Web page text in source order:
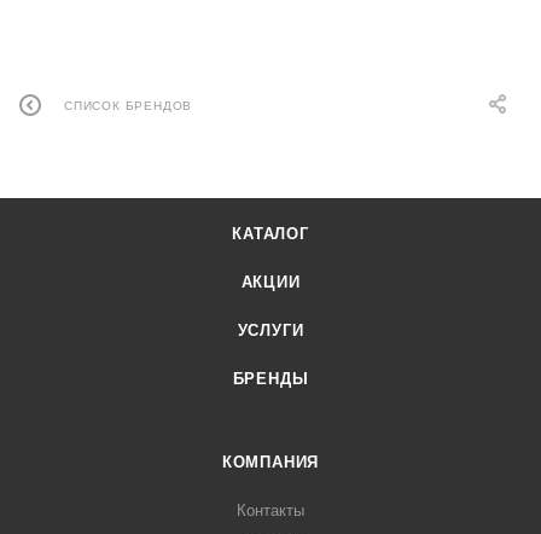
СПИСОК БРЕНДОВ
КАТАЛОГ
АКЦИИ
УСЛУГИ
БРЕНДЫ
КОМПАНИЯ
Контакты